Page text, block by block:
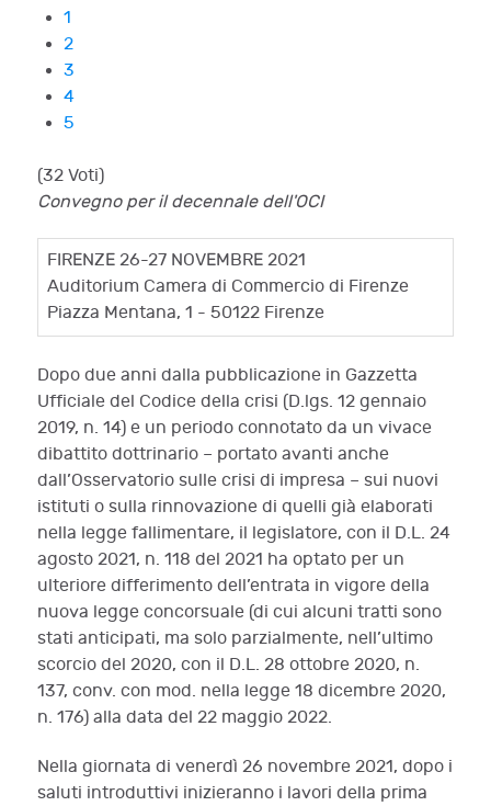
1
2
3
4
5
(32 Voti)
Convegno per il decennale dell'OCI
FIRENZE 26-27 NOVEMBRE 2021
Auditorium Camera di Commercio di Firenze
Piazza Mentana, 1 - 50122 Firenze
Dopo due anni dalla pubblicazione in Gazzetta
Ufficiale del Codice della crisi (D.lgs. 12 gennaio
2019, n. 14) e un periodo connotato da un vivace
dibattito dottrinario – portato avanti anche
dall’Osservatorio sulle crisi di impresa – sui nuovi
istituti o sulla rinnovazione di quelli già elaborati
nella legge fallimentare, il legislatore, con il D.L. 24
agosto 2021, n. 118 del 2021 ha optato per un
ulteriore differimento dell’entrata in vigore della
nuova legge concorsuale (di cui alcuni tratti sono
stati anticipati, ma solo parzialmente, nell’ultimo
scorcio del 2020, con il D.L. 28 ottobre 2020, n.
137, conv. con mod. nella legge 18 dicembre 2020,
n. 176) alla data del 22 maggio 2022.
Nella giornata di venerdì 26 novembre 2021, dopo i
saluti introduttivi inizieranno i lavori della prima